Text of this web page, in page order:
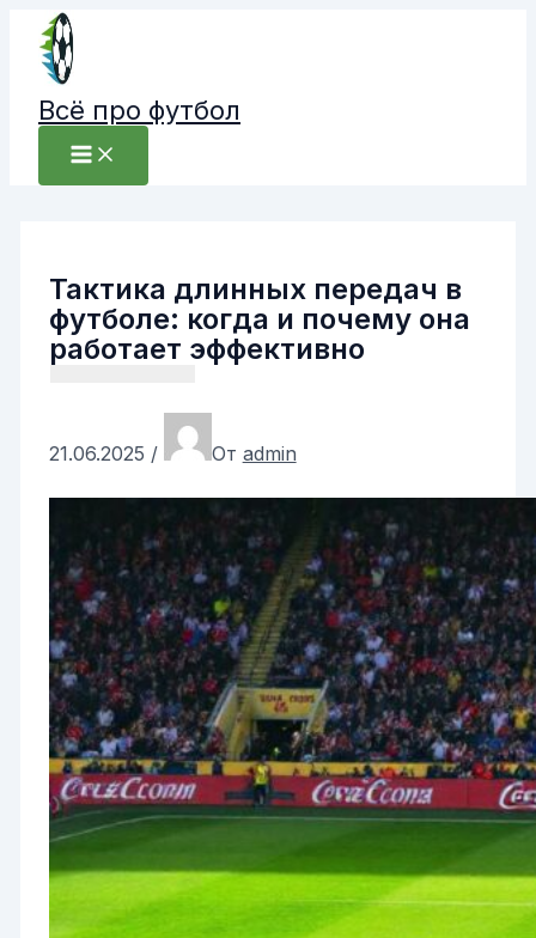
Перейти
содержимому
Всё про футбол
Тактика длинных передач в
футболе: когда и почему она
работает эффективно
21.06.2025 / От admin